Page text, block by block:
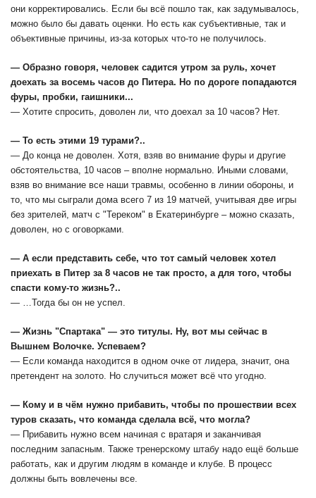
они корректировались. Если бы всё пошло так, как задумывалось,
можно было бы давать оценки. Но есть как субъективные, так и
объективные причины, из-за которых что-то не получилось.
— Образно говоря, человек садится утром за руль, хочет
доехать за восемь часов до Питера. Но по дороге попадаются
фуры, пробки, гаишники...
— Хотите спросить, доволен ли, что доехал за 10 часов? Нет.
— То есть этими 19 турами?..
— До конца не доволен. Хотя, взяв во внимание фуры и другие
обстоятельства, 10 часов – вполне нормально. Иными словами,
взяв во внимание все наши травмы, особенно в линии обороны, и
то, что мы сыграли дома всего 7 из 19 матчей, учитывая две игры
без зрителей, матч с "Тереком" в Екатеринбурге – можно сказать,
доволен, но с оговорками.
— А если представить себе, что тот самый человек хотел
приехать в Питер за 8 часов не так просто, а для того, чтобы
спасти кому-то жизнь?..
— …Тогда бы он не успел.
— Жизнь "Спартака" — это титулы. Ну, вот мы сейчас в
Вышнем Волочке. Успеваем?
— Если команда находится в одном очке от лидера, значит, она
претендент на золото. Но случиться может всё что угодно.
— Кому и в чём нужно прибавить, чтобы по прошествии всех
туров сказать, что команда сделала всё, что могла?
— Прибавить нужно всем начиная с вратаря и заканчивая
последним запасным. Также тренерскому штабу надо ещё больше
работать, как и другим людям в команде и клубе. В процесс
должны быть вовлечены все.